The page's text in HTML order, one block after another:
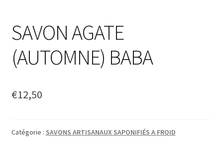
SAVON AGATE
(AUTOMNE) BABA
€12,50
Catégorie : SAVONS ARTISANAUX SAPONIFIÉS A FROID